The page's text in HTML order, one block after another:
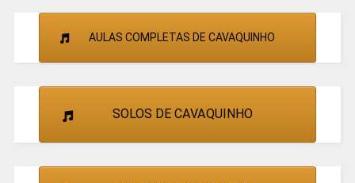
AULAS COMPLETAS DE CAVAQUINHO
SOLOS DE CAVAQUINHO